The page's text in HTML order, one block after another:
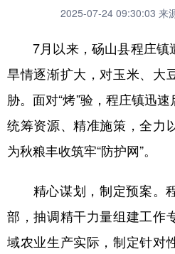
财经
台湾 思客智库
科技 科创
文化 书画
访谈 视频
食品 人居
学术中国 乡村振兴
2025-07-24 09:30:03 来
7月以来，砀山县程庄镇
旱情逐渐扩大，对玉米、大
胁。面对“烤”验，程庄镇迅
统筹资源、精准施策，全力
为秋粮丰收筑牢“防护网”。
精心谋划，制定预案。
部，抽调精干力量组建工作
域农业生产实际，制定针对